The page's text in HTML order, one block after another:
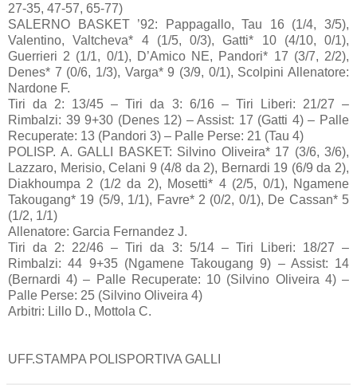
27-35, 47-57, 65-77)
SALERNO BASKET ’92: Pappagallo, Tau 16 (1/4, 3/5),
Valentino, Valtcheva* 4 (1/5, 0/3), Gatti* 10 (4/10, 0/1),
Guerrieri 2 (1/1, 0/1), D’Amico NE, Pandori* 17 (3/7, 2/2),
Denes* 7 (0/6, 1/3), Varga* 9 (3/9, 0/1), Scolpini Allenatore:
Nardone F.
Tiri da 2: 13/45 – Tiri da 3: 6/16 – Tiri Liberi: 21/27 –
Rimbalzi: 39 9+30 (Denes 12) – Assist: 17 (Gatti 4) – Palle
Recuperate: 13 (Pandori 3) – Palle Perse: 21 (Tau 4)
POLISP. A. GALLI BASKET: Silvino Oliveira* 17 (3/6, 3/6),
Lazzaro, Merisio, Celani 9 (4/8 da 2), Bernardi 19 (6/9 da 2),
Diakhoumpa 2 (1/2 da 2), Mosetti* 4 (2/5, 0/1), Ngamene
Takougang* 19 (5/9, 1/1), Favre* 2 (0/2, 0/1), De Cassan* 5
(1/2, 1/1)
Allenatore: Garcia Fernandez J.
Tiri da 2: 22/46 – Tiri da 3: 5/14 – Tiri Liberi: 18/27 –
Rimbalzi: 44 9+35 (Ngamene Takougang 9) – Assist: 14
(Bernardi 4) – Palle Recuperate: 10 (Silvino Oliveira 4) –
Palle Perse: 25 (Silvino Oliveira 4)
Arbitri: Lillo D., Mottola C.
UFF.STAMPA POLISPORTIVA GALLI